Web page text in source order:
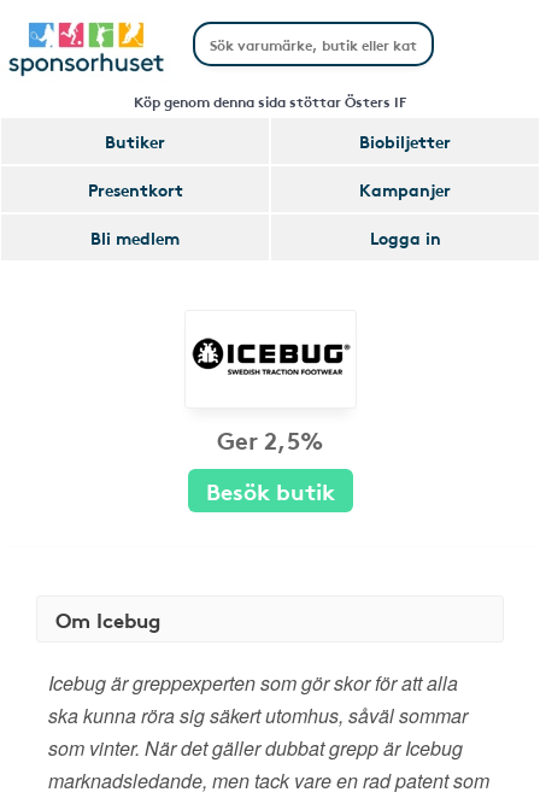
Köp genom denna sida stöttar Östers IF
Butiker
Biobiljetter
Presentkort
Kampanjer
Bli medlem
Logga in
Ger 2,5%
Besök butik
Om Icebug
Icebug är greppexperten som gör skor för att alla
ska kunna röra sig säkert utomhus, såväl sommar
som vinter. När det gäller dubbat grepp är Icebug
marknadsledande, men tack vare en rad patent som